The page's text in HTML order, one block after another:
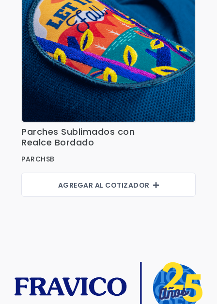
Ver Detalles
Parches Sublimados con
Realce Bordado
PARCHSB
AGREGAR AL COTIZADOR